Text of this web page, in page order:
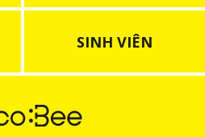
SINH VIÊN